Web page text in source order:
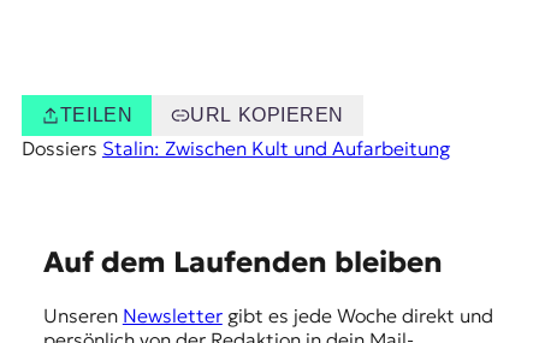
TEILEN URL KOPIEREN
Dossiers Stalin: Zwischen Kult und Aufarbeitung
Auf dem Laufenden bleiben
Unseren Newslettergibt es jede Woche direkt und